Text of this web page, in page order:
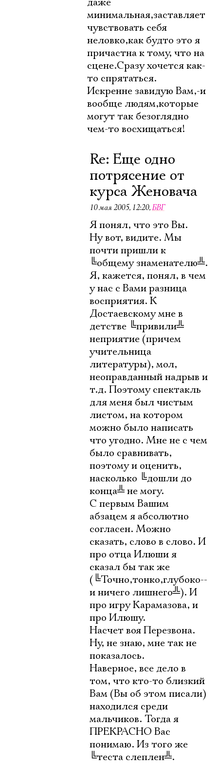
минимальная,заставляет
чувствовать себя
неловко,как будто это я
причастна к тому, что на
сцене.Сразу хочется как-
то спрятаться.
Искренне завидую Вам,-и
вообще людям,которые
могут так безоглядно
чем-то восхищаться!
Re: Еще одно
потрясение от
курса Женовача
10 мая 2005, 12:20,БВГ
Я понял, что это Вы.
Ну вот, видите. Мы
почти пришли к
╚общему знаменателю╩.
Я, кажется, понял, в чем
у нас с Вами разница
восприятия. К
Достаевскому мне в
детстве ╚привили╩
неприятие (причем
учительница
литературы), мол,
неоправданный надрыв и
т.д. Поэтому спектакль
для меня был чистым
листом, на котором
можно было написать
что угодно. Мне не с чем
было сравнивать,
поэтому и оценить,
насколько ╚дошли до
конца╩не могу.
С первым Вашим
абзацем я абсолютно
согласен. Можно
сказать, слово в слово. И
про отца Илюши я
сказал бы так же
(╚Точно,тонко,глубоко--
и ничего лишнего╩). И
про игру Карамазова, и
про Илюшу.
Насчет воя Перезвона.
Ну, не знаю, мне так не
показалось.
Наверное, все дело в
том, что кто-то близкий
Вам (Вы об этом писали)
находился среди
мальчиков. Тогда я
ПРЕКРАСНО Вас
понимаю. Из того же
╚теста слеплен╩.
Электропочта
Ознакомиться